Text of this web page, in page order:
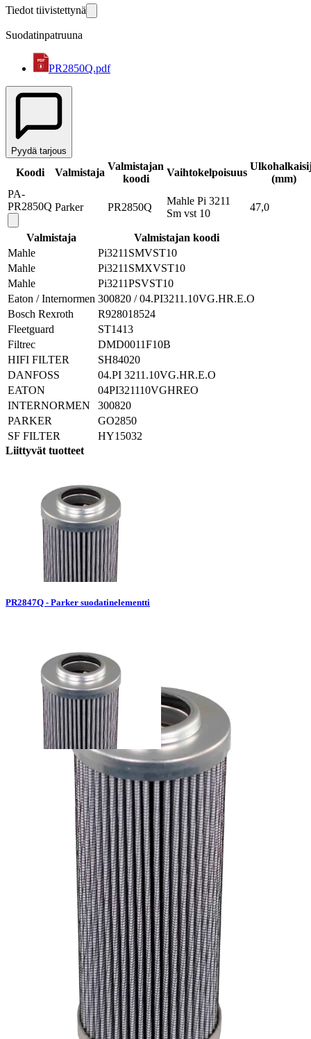
Tiedot tiivistettynä
Suodatinpatruuna
PR2850Q.pdf
Pyydä tarjous
Koodi Valmistaja
Valmistajan
koodi
Vaihtokelpoisuus
(mm)
PA-
PR2850Q Parker PR2850Q
Mahle Pi 3211
Sm vst 10
47,0
Valmistaja
Valmistajan koodi
Mahle
Pi3211SMVST10
Mahle
Pi3211SMXVST10
Mahle
Pi3211PSVST10
Eaton / Internormen 300820 / 04.PI3211.10VG.HR.E.O
Bosch Rexroth
R928018524
Fleetguard
ST1413
Filtrec
DMD0011F10B
HIFI FILTER
SH84020
DANFOSS
04.PI 3211.10VG.HR.E.O
EATON
04PI321110VGHREO
INTERNORMEN
300820
PARKER
GO2850
SF FILTER
HY15032
Liittyvät tuotteet
PR2847Q - Parker suodatinelementti
PR2848Q - Parker suodatinelementti
Suunnitteluratkaisut
Hydrauliikkaletkut
Erikoisletkut
Kokoonpano ja räätälöinti
Päävarasto
Digitaaliset tilauskanavat
Myymälät
Palveluvarastot
Ennakoiva kartoitus
Enerpac-huolto
24h päivystys
Tekninen tuki
Sylinterilaskuri
Sähköteholaskuri
Virtausnopeuslaskuri
Hammaspyöräpumpun tilavuuslaskuri
Hydrauliteholaskuri
Teollisuusletkuhaku